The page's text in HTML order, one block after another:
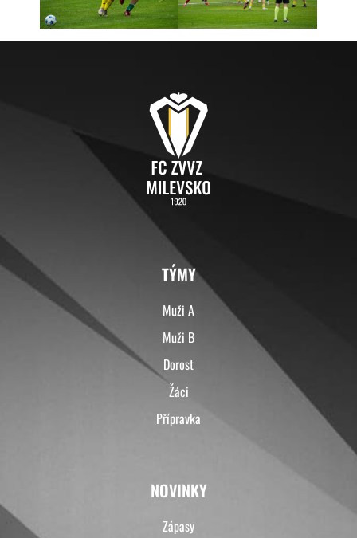
TÝMY
Muži A
Muži B
Dorost
Žáci
Přípravka
NOVINKY
Zápasy